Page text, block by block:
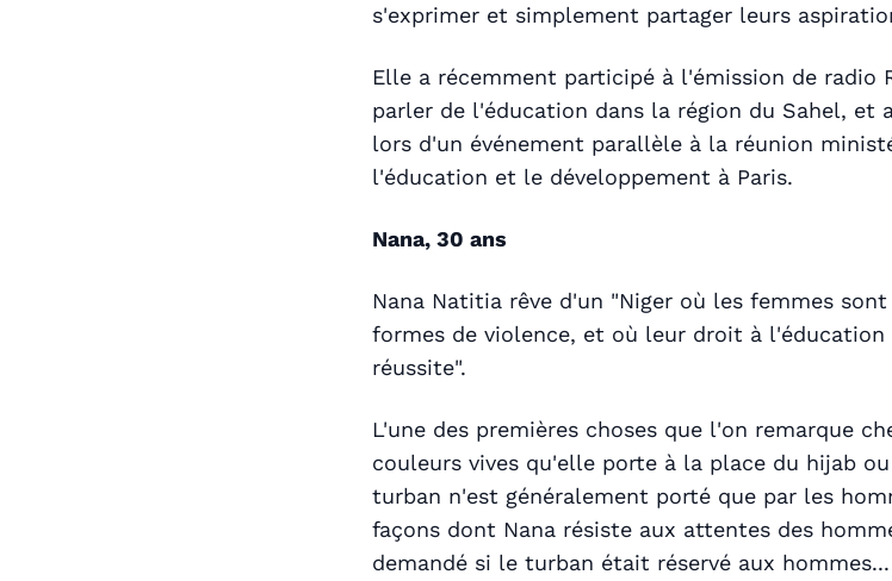
s'exprimer et simplement partager leurs
Elle a récemment participé à l'émission de radio
parler de l'éducation dans la région du Sahel, et
lors d'un événement parallèle à la réunion
l'éducation et le développement à Paris.
Nana, 30 ans
Nana Natitia rêve d'un "Niger où les femmes
formes de violence, et où leur droit à
réussite".
L'une des premières choses que l'on remarque
couleurs vives qu'elle porte à la place du hijab
turban n'est généralement porté que par les
façons dont Nana résiste aux attentes des
demandé si le turban était réservé aux